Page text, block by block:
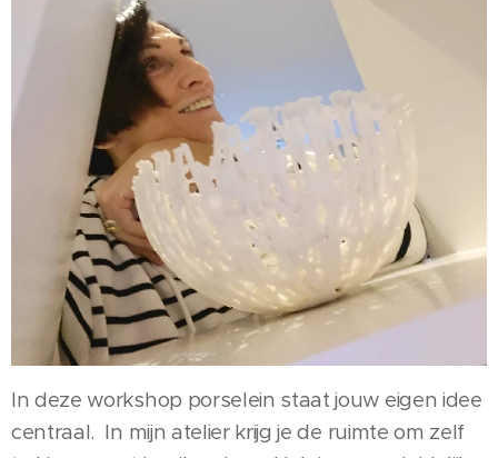
In deze workshop porselein staat jouw eigen idee
centraal. In mijn atelier krijg je de ruimte om zelf